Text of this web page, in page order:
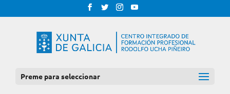
Preme para seleccionar